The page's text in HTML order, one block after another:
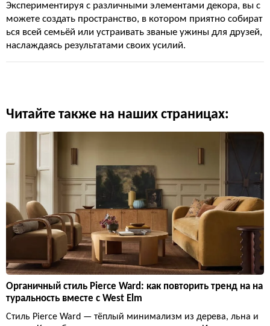
Экспериментируя с различными элементами декора, вы с
можете создать пространство, в котором приятно собират
ься всей семьёй или устраивать званые ужины для друзей,
наслаждаясь результатами своих усилий.
Читайте также на наших страницах:
Органичный стиль Pierce Ward: как повторить тренд на на
туральность вместе с West Elm
Стиль Pierce Ward — тёплый минимализм из дерева, льна и